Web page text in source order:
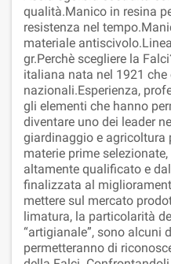
qualità.Manico in resina
resistenza nel
materiale
gr.Perchè scegliere la
italiana nata nel 1921
nazionali.Esperienza,
gli elementi che hanno
diventare uno dei leader
giardinaggio e agricoltura
materie prime
altamente qualificato e
finalizzata al
mettere sul mercato
limatura, la particolarità
“artigianale”, sono alcuni
permetteranno di